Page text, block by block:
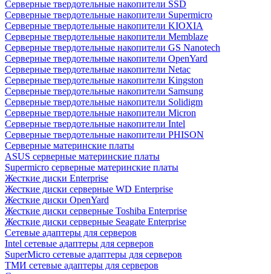
Серверные твердотельные накопители SSD
Cерверные твердотельные накопители Supermicro
Cерверные твердотельные накопители KIOXIA
Cерверные твердотельные накопители Memblaze
Cерверные твердотельные накопители GS Nanotech
Серверные твердотельные накопители OpenYard
Серверные твердотельные накопители Netac
Cерверные твердотельные накопители Kingston
Cерверные твердотельные накопители Samsung
Cерверные твердотельные накопители Solidigm
Cерверные твердотельные накопители Micron
Cерверные твердотельные накопители Intel
Cерверные твердотельные накопители PHISON
Серверные материнские платы
ASUS серверные материнские платы
Supermicro серверные материнские платы
Жесткие диски Enterprise
Жесткие диски серверные WD Enterprise
Жесткие диски OpenYard
Жесткие диски серверные Toshiba Enterprise
Жесткие диски серверные Seagate Enterprise
Сетевые адаптеры для серверов
Intel сетевые адаптеры для серверов
SuperMicro сетевые адаптеры для серверов
ТМИ сетевые адаптеры для серверов